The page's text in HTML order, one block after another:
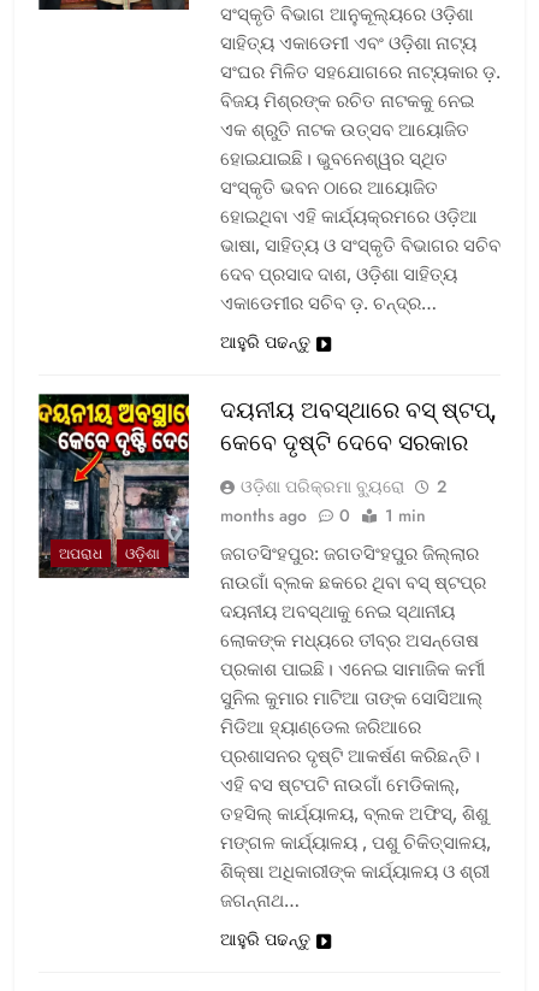
ସଂସ୍କୃତି ବିଭାଗ ଆନୁକୂଲ୍ୟରେ ଓଡ଼ିଶା
ସାହିତ୍ୟ ଏକାଡେମୀ ଏବଂ ଓଡ଼ିଶା ନାଟ୍ୟ
ସଂଘର ମିଳିତ ସହଯୋଗରେ ନାଟ୍ୟକାର ଡ଼.
ବିଜୟ ମିଶ୍ରଙ୍କ ରଚିତ ନାଟକକୁ ନେଇ
ଏକ ଶ୍ରୁତି ନାଟକ ଉତ୍ସବ ଆୟୋଜିତ
ହୋଇଯାଇଛି। ଭୁବନେଶ୍ୱର ସ୍ଥିତ
ସଂସ୍କୃତି ଭବନ ଠାରେ ଆୟୋଜିତ
ହୋଇଥିବା ଏହି କାର୍ଯ୍ୟକ୍ରମରେ ଓଡ଼ିଆ
ଭାଷା, ସାହିତ୍ୟ ଓ ସଂସ୍କୃତି ବିଭାଗର ସଚିବ
ଦେବ ପ୍ରସାଦ ଦାଶ, ଓଡ଼ିଶା ସାହିତ୍ୟ
ଏକାଡେମୀର ସଚିବ ଡ଼. ଚନ୍ଦ୍ର…
ଆହୁରି ପଢନ୍ତୁ
ଅପରାଧ ଓଡ଼ିଶା
ଦୟନୀୟ ଅବସ୍ଥାରେ ବସ୍‌ ଷ୍ଟପ୍‌,
କେବେ ଦୃଷ୍ଟି ଦେବେ ସରକାର
ଓଡ଼ିଶା ପରିକ୍ରମା ବ୍ୟୁରୋ
2
months ago
0 1 min
ଜଗତସିଂହପୁର: ଜଗତସିଂହପୁର ଜିଲ୍ଲାର
ନାଉଗାଁ ବ୍ଲକ ଛକରେ ଥିବା ବସ୍‌ ଷ୍ଟପ୍‌ର
ଦୟନୀୟ ଅବସ୍ଥାକୁ ନେଇ ସ୍ଥାନୀୟ
ଲୋକଙ୍କ ମଧ୍ୟରେ ତୀବ୍ର ଅସନ୍ତୋଷ
ପ୍ରକାଶ ପାଇଛି। ଏନେଇ ସାମାଜିକ କର୍ମୀ
ସୁନିଲ କୁମାର ମାଟିଆ ତାଙ୍କ ସୋସିଆଲ୍‌
ମିଡିଆ ହ୍ୟାଣ୍ଡେଲ ଜରିଆରେ
ପ୍ରଶାସନର ଦୃଷ୍ଟି ଆକର୍ଷଣ କରିଛନ୍ତି।
ଏହି ବସ ଷ୍ଟପଟି ନାଉଗାଁ ମେଡିକାଲ୍‌,
ତହସିଲ୍‌ କାର୍ଯ୍ୟାଳୟ, ବ୍ଲକ ଅଫିସ୍‌, ଶିଶୁ
ମଙ୍ଗଳ କାର୍ଯ୍ୟାଳୟ , ପଶୁ ଚିକିତ୍ସାଳୟ,
ଶିକ୍ଷା ଅଧିକାରୀଙ୍କ କାର୍ଯ୍ୟାଳୟ ଓ ଶ୍ରୀ
ଜଗନ୍ନାଥ…
ଆହୁରି ପଢନ୍ତୁ